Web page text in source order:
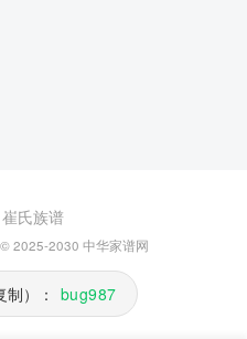
崔氏族谱
2025-2030 中华家谱网
）： bug987